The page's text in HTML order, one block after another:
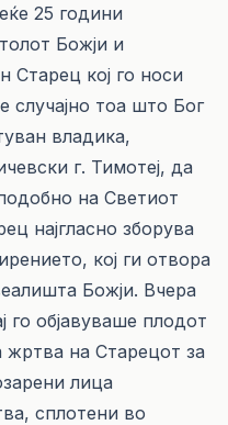
25 години
Божји и
Старец кој го носи
случајно тоа што Бог
владика,
г. Тимотеј, да
на Светиот
најгласно зборува
кој ги отвора
Божји. Вчера
го објавуваше плодот
на Старецот за
лица
сплотени во